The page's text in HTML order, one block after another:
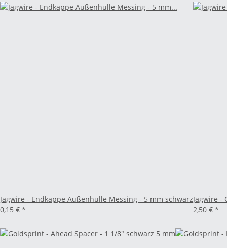
Jagwire - Endkappe Außenhülle Messing - 5 mm schwarz
0,15 € *
Jagwire -
2,50 € *